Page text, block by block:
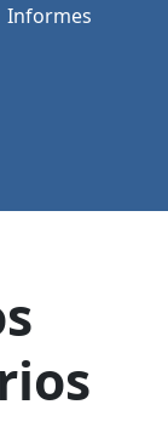
Informes